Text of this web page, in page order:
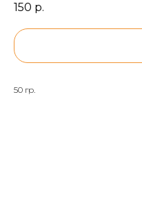
150 р.
50 гр.